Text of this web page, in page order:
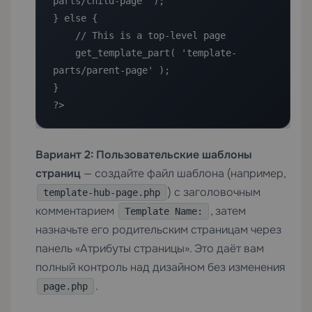
} else {
parts/parent-page' );
}
?>
Вариант 2: Пользовательские шаблоны
страниц — создайте файл шаблона (например,
template-hub-page.php
) с заголовочным
комментарием
Template Name:
, затем
назначьте его родительским страницам через
панель «Атрибуты страницы». Это даёт вам
полный контроль над дизайном без изменения
page.php .